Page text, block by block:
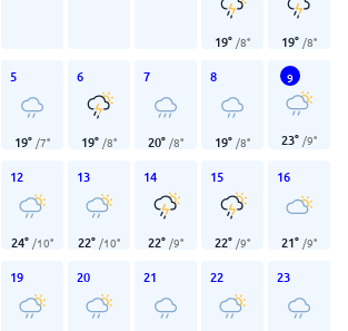
19° /8° 19° /8°
5
19° /7°
6
19° /8°
7
20° /8°
8
19° /8°
9
23° /9°
12
24° /10°
13
22° /10°
14
22° /9°
15
22° /9°
16
21° /9°
19 20 21 22 23